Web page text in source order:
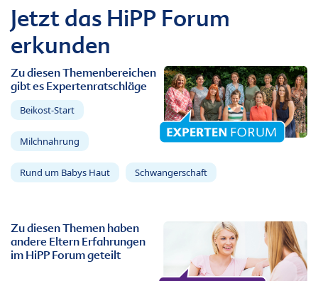
Jetzt das HiPP Forum
erkunden
Zu diesen Themenbereichen
gibt es Expertenratschläge
Beikost-Start
Milchnahrung
Rund um Babys Haut Schwangerschaft
Zu diesen Themen haben
andere Eltern Erfahrungen
im HiPP Forum geteilt